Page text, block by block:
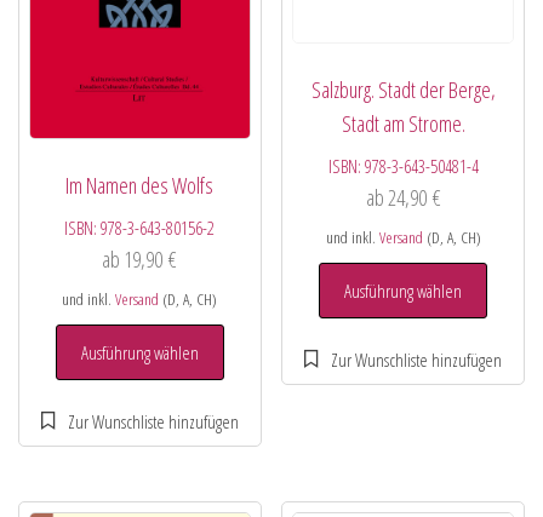
Im Namen des Wolfs
ISBN:978-3-643-80156-2
ab 19,90€
und inkl.Versand (D, A, CH)
Ausführung wählen
Salzburg. Stadt der Berge,
Stadt am Strome.
ISBN: 978-3-643-50481-4
ab 24,90 €
und inkl. Versand (D, A, CH)
Ausführung wählen